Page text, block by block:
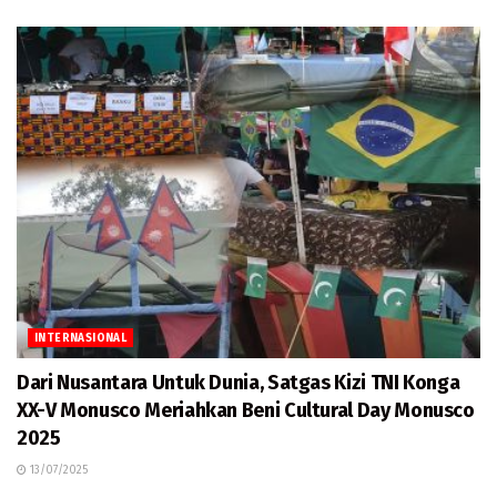
INTERNASIONAL
Dari Nusantara Untuk Dunia, Satgas Kizi TNI Konga
XX-V Monusco Meriahkan Beni Cultural Day Monusco
2025
13/07/2025